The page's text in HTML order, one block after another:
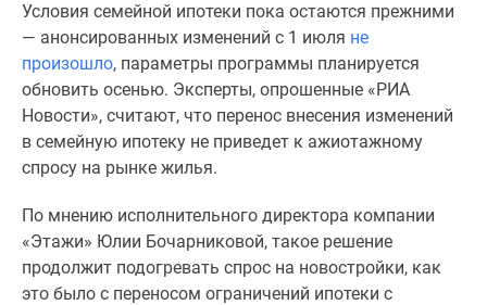
Специальные
предложения
Коммерческие
помещения
Продавцы
застройщики
Панорамы
новостроек
новостроек
Условия семейной ипотеки пока остаются прежними
— анонсированных изменений с 1 июля не
произошло, параметры программы планируется
обновить осенью. Эксперты, опрошенные «РИА
Новости», считают, что перенос внесения изменений
в семейную ипотеку не приведет к ажиотажному
спросу на рынке жилья.
По мнению исполнительного директора компании
«Этажи» Юлии Бочарниковой, такое решение
продолжит подогревать спрос на новостройки, как
это было с переносом ограничений ипотеки с